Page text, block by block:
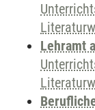
Lehramt